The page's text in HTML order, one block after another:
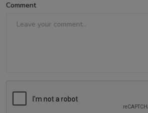
Comment